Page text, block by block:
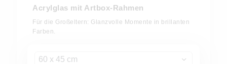
Acrylglas mit Artbox-Rahmen
Für die Großeltern: Glanzvolle Momente in brillanten
Farben.
60 x 45 cm